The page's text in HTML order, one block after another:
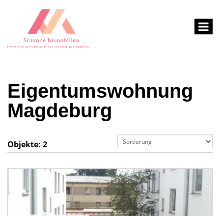
Eigentumswohnung
Magdeburg
Objekte: 2